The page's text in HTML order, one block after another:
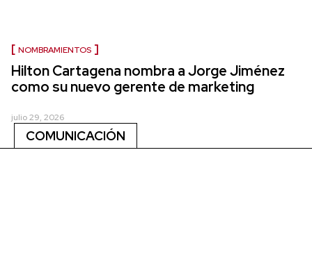
NOMBRAMIENTOS
Hilton Cartagena nombra a Jorge Jiménez
como su nuevo gerente de marketing
julio 29, 2026
COMUNICACIÓN